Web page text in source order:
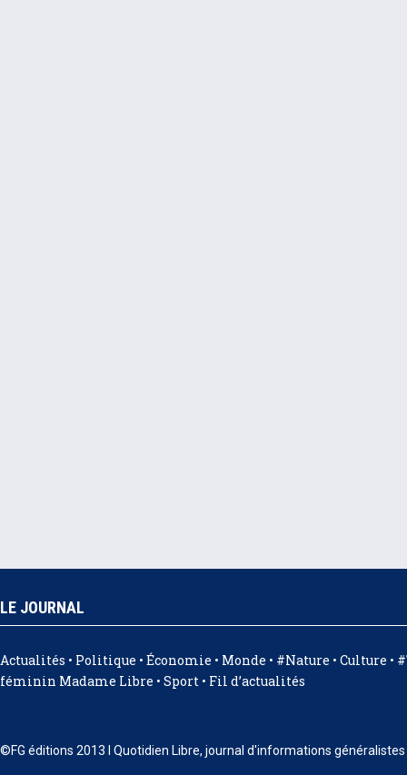
LE JOURNAL
Actualités • Politique • Économie • Monde • #Nature • Culture •
féminin Madame Libre • Sport • Fil d’actualités
©FG éditions 2013 I Quotidien Libre, journal d'informations généralistes